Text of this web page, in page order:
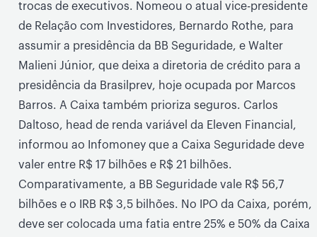
trocas de executivos. Nomeou o atual vice-presidente
de Relação com Investidores, Bernardo Rothe, para
assumir a presidência da BB Seguridade, e Walter
Malieni Júnior, que deixa a diretoria de crédito para a
presidência da Brasilprev, hoje ocupada por Marcos
Barros. A Caixa também prioriza seguros. Carlos
Daltoso, head de renda variável da Eleven Financial,
informou ao Infomoney que a Caixa Seguridade deve
valer entre R$ 17 bilhões e R$ 21 bilhões.
Comparativamente, a BB Seguridade vale R$ 56,7
bilhões e o IRB R$ 3,5 bilhões. No IPO da Caixa, porém,
deve ser colocada uma fatia entre 25% e 50% da Caixa